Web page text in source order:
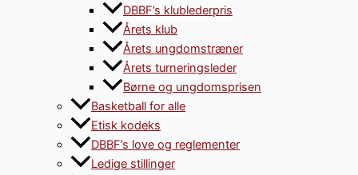
DBBF’s klublederpris
Årets klub
Årets ungdomstræner
Årets turneringsleder
Børne og ungdomsprisen
Basketball for alle
Etisk kodeks
DBBF’s love og reglementer
Ledige stillinger